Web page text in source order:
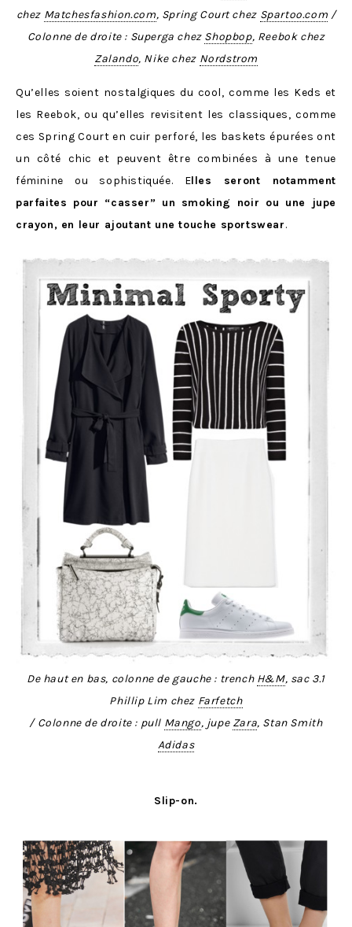
chez Matchesfashion.com, Spring Court chez Spartoo.com /
Colonne de droite : Superga chez Shopbop, Reebok chez
Zalando, Nike chez Nordstrom
Qu’elles soient nostalgiques du cool, comme les Keds et
les Reebok, ou qu’elles revisitent les classiques, comme
ces Spring Court en cuir perforé, les baskets épurées ont
un côté chic et peuvent être combinées à une tenue
féminine ou sophistiquée. Elles seront notamment
parfaites pour “casser” un smoking noir ou une jupe
crayon, en leur ajoutant une touche sportswear.
De haut en bas, colonne de gauche : trench H&M, sac 3.1
Phillip Lim chez Farfetch
/ Colonne de droite : pull Mango, jupe Zara, Stan Smith
Adidas
Slip-on.